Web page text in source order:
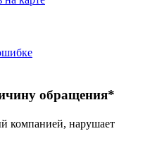
обращения*
компанией, нарушает